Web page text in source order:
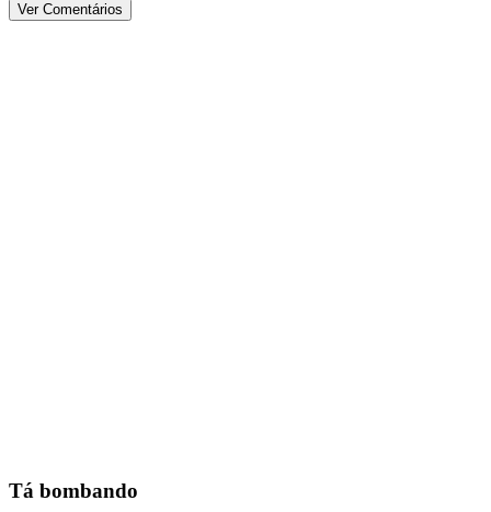
Ver Comentários
Tá bombando